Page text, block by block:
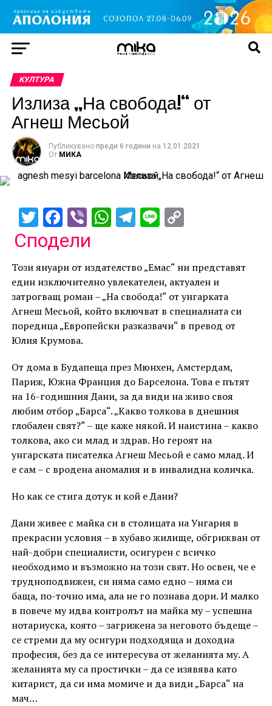
КУЛТУРА
Излиза „На свобода!“ от
Агнеш Месьой
Публикувано преди 6 години на 12.01.2021
От МИКА
TwitterFacebook
ViberWhatsApp
Telegram
Line
Сподели
Този януари от издателство „Емас“ ни представят
един изключително увлекателен, актуален и
затрогващ роман – „На свобода!“ от унгарката
Агнеш Месьой, който включват в специалната си
поредица „Европейски разказвачи“ в превод от
Юлия Крумова.
От дома в Будапеща през Мюнхен, Амстердам,
Париж, Южна Франция до Барселона. Това е пътят
на 16-годишния Дани, за да види на живо своя
любим отбор „Барса“. „Какво толкова в днешния
глобален свят?“ – ще каже някой. И наистина – какво
толкова, ако си млад и здрав. Но героят на
унгарската писателка Агнеш Месьой е само млад. И
е сам – с вродена аномалия и в инвалидна количка.
Но как се стига дотук и кой е Дани?
Дани живее с майка си в столицата на Унгария в
прекрасни условия – в хубаво жилище, обгрижван от
най-добри специалисти, осигурен с всичко
необходимо и възможно на този свят. Но освен, че е
трудноподвижен, си няма само едно – няма си
баща, по-точно има, ала не го познава дори. И малко
в повече му идва контролът на майка му – успешна
нотариуска, която – загрижена за неговото бъдеще –
се стреми да му осигури подходяща и доходна
професия, без да се интересува от желанията му. А
желанията му са простички – да се изявява като
китарист, да си има момиче и да види „Барса“ на
мач…